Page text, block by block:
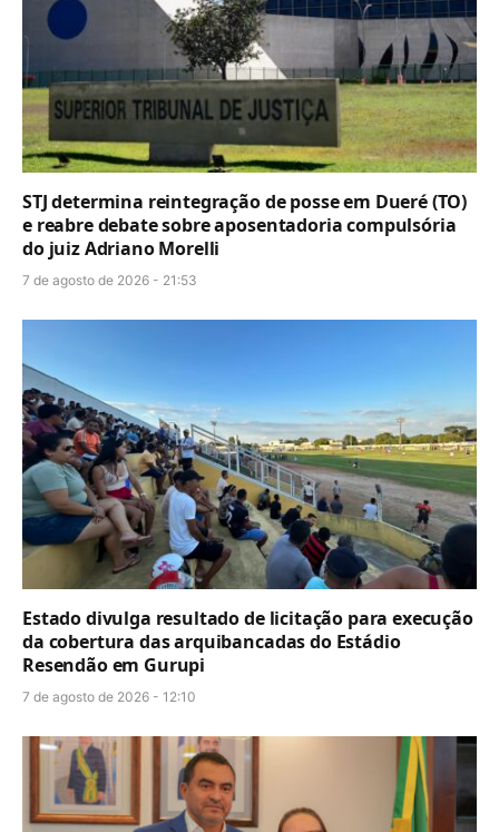
STJ determina reintegração de posse em Dueré (TO)
e reabre debate sobre aposentadoria compulsória
do juiz Adriano Morelli
7 de agosto de 2026 - 21:53
Estado divulga resultado de licitação para execução
da cobertura das arquibancadas do Estádio
Resendão em Gurupi
7 de agosto de 2026 - 12:10